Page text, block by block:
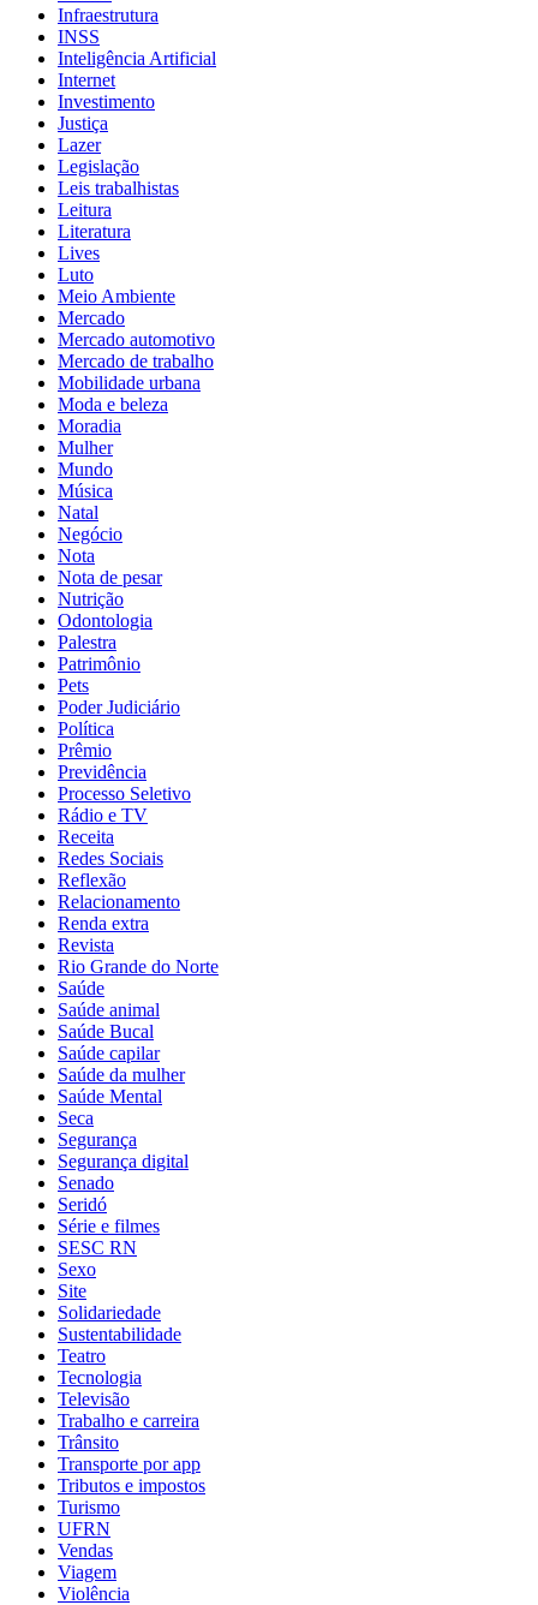
Infraestrutura
INSS
Inteligência Artificial
Internet
Investimento
Justiça
Lazer
Legislação
Leis trabalhistas
Leitura
Literatura
Lives
Luto
Meio Ambiente
Mercado
Mercado automotivo
Mercado de trabalho
Mobilidade urbana
Moda e beleza
Moradia
Mulher
Mundo
Música
Natal
Negócio
Nota
Nota de pesar
Nutrição
Odontologia
Palestra
Patrimônio
Pets
Poder Judiciário
Política
Prêmio
Previdência
Processo Seletivo
Rádio e TV
Receita
Redes Sociais
Reflexão
Relacionamento
Renda extra
Revista
Rio Grande do Norte
Saúde
Saúde animal
Saúde Bucal
Saúde capilar
Saúde da mulher
Saúde Mental
Seca
Segurança
Segurança digital
Senado
Seridó
Série e filmes
SESC RN
Sexo
Site
Solidariedade
Sustentabilidade
Teatro
Tecnologia
Televisão
Trabalho e carreira
Trânsito
Transporte por app
Tributos e impostos
Turismo
UFRN
Vendas
Viagem
Violência